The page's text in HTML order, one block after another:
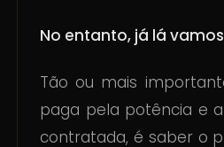
No entanto, já lá
Tão ou mais
paga pela potência e
contratada, é saber o